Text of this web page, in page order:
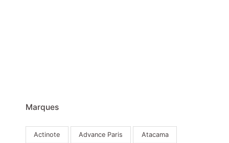
Marques
Actinote Advance Paris Atacama